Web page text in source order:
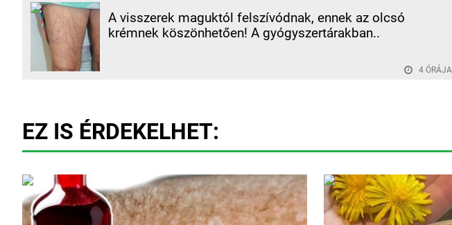
A visszerek maguktól felszívódnak, ennek az olcsó
krémnek köszönhetően! A gyógyszertárakban..
4 ÓRÁJA
EZ IS ÉRDEKELHET: